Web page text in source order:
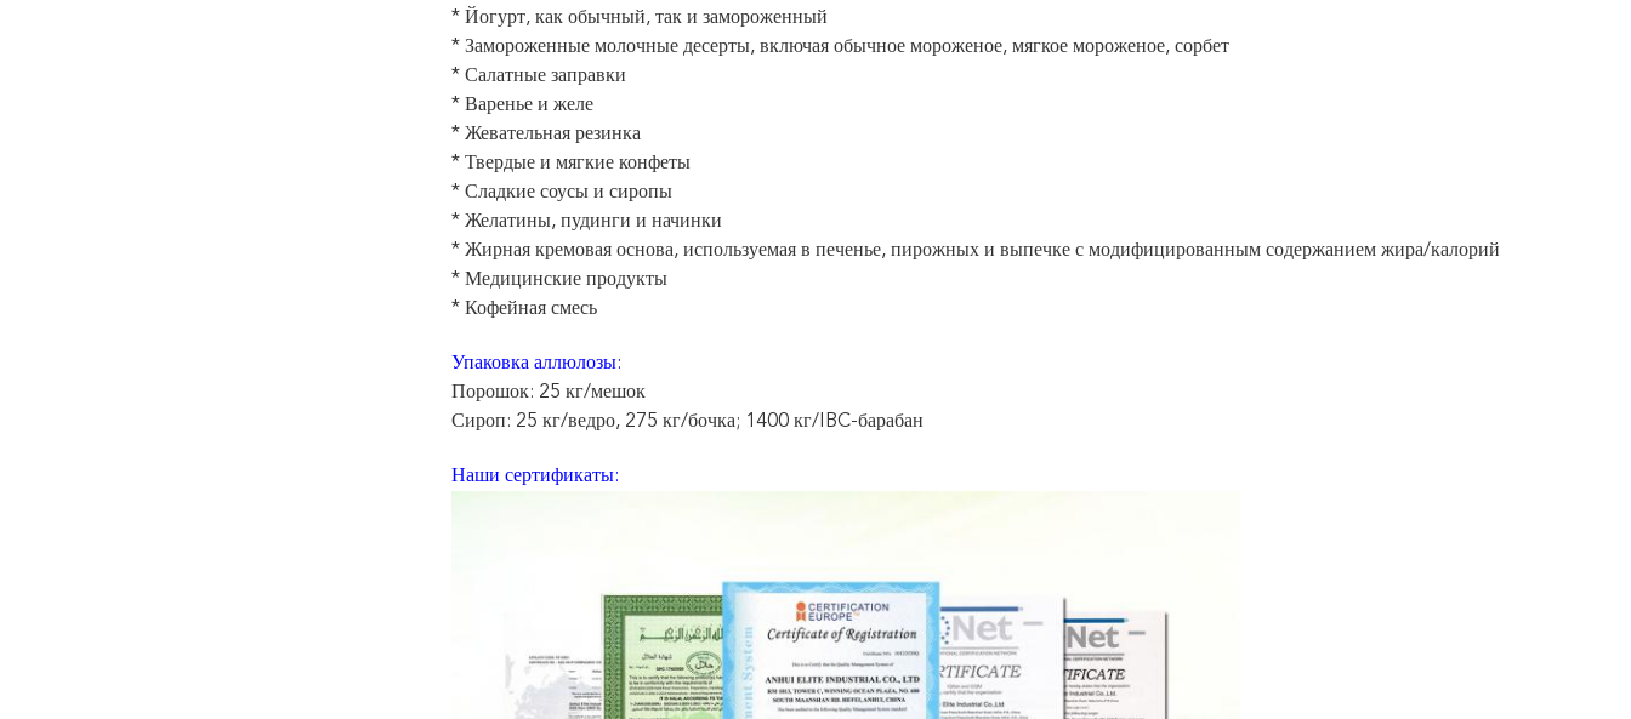
* Йогурт, как обычный, так и замороженный
* Замороженные молочные десерты, включая обычное мороженое, мягкое мороженое, сорбет
* Салатные заправки
* Варенье и желе
* Жевательная резинка
* Твердые и мягкие конфеты
* Сладкие соусы и сиропы
* Желатины, пудинги и начинки
* Жирная кремовая основа, используемая в печенье, пирожных и выпечке с модифицированным содержанием жира/калорий
* Медицинские продукты
* Кофейная смесь
Упаковка аллюлозы:
Порошок: 25 кг/мешок
Сироп: 25 кг/ведро, 275 кг/бочка; 1400 кг/IBC-барабан
Наши сертификаты: